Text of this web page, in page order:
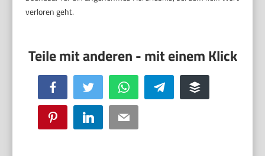
verloren geht.
Facebook Twitter WhatsApp Telegram Buffer
Pinterest LinkedIn Email